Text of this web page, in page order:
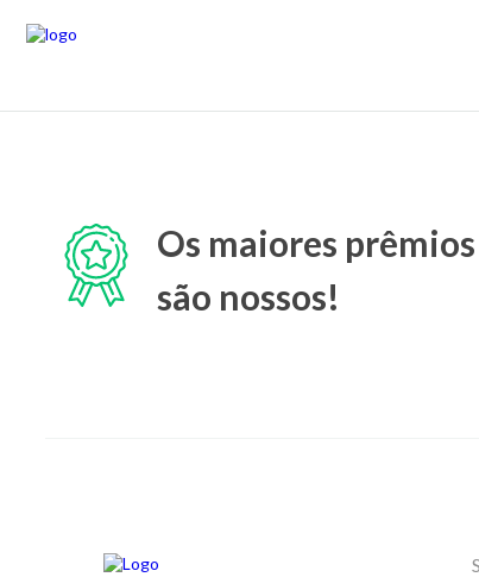
Os maiores prêmios
são nossos!